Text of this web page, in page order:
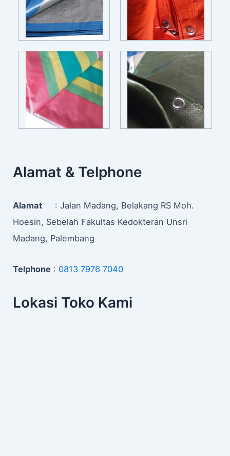
Alamat & Telphone
Alamat : Jalan Madang, Belakang RS Moh.
Hoesin, Sebelah Fakultas Kedokteran Unsri
Madang, Palembang
Telphone : 0813 7976 7040
Lokasi Toko Kami